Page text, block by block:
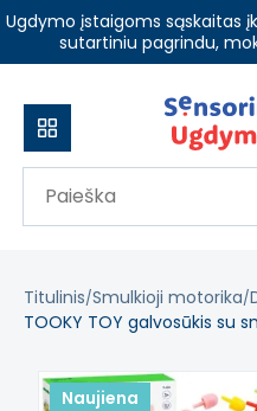
Ugdymo įstaigoms sąskaitas
sutartiniu pagrindu,
Titulinis Smulkioji motorika
TOOKY TOY galvosūkis su
Naujiena